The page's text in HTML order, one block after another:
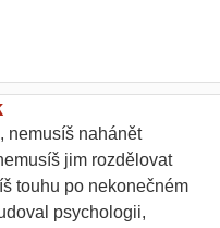
nemusíš nahánět
jim rozdělovat
touhu po nekonečném
psychologii,